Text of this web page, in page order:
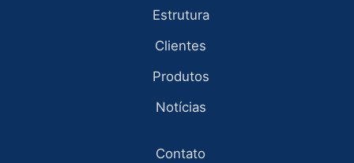
Estrutura
Clientes
Produtos
Notícias
Contato